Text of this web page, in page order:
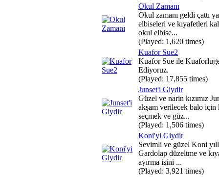
Okul Zamanı
Okul zamanı geldi çattı
elbiseleri ve kıyafetleri
okul elbise...
(Played: 1,620 times)
Kuafor Sue2
Kuafor Sue ile
Ediyoruz.
(Played: 17,855 times)
Junset'i Giydir
Güzel ve narin kızımız
akşam verilecek balo için
seçmek ve güz...
(Played: 1,506 times)
Koni'yi Giydir
Sevimli ve güzel Koni
Gardolap düzeltme ve
ayırma işini ...
(Played: 3,921 times)